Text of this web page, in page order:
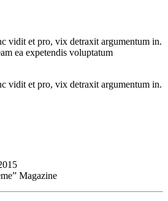
vidit et pro, vix detraxit argumentum in.
ea expetendis voluptatum
vidit et pro, vix detraxit argumentum in.
Magazine